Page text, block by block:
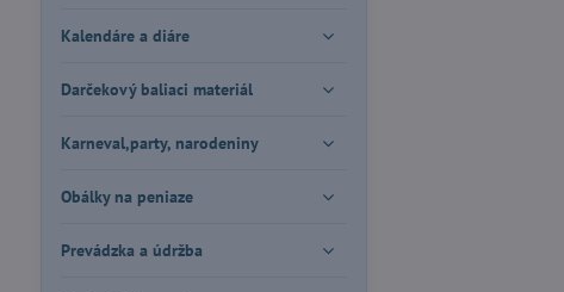
Kalendáre a diáre
Darčekový baliaci materiál
Karneval,party, narodeniny
Obálky na peniaze
Prevádzka a údržba